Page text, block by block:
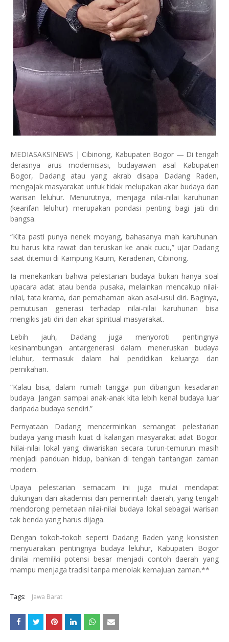
MEDIASAKSINEWS | Cibinong, Kabupaten Bogor — Di tengah
derasnya arus modernisasi, budayawan asal Kabupaten
Bogor, Dadang atau yang akrab disapa Dadang Raden,
mengajak masyarakat untuk tidak melupakan akar budaya dan
warisan leluhur. Menurutnya, menjaga nilai-nilai karuhunan
(kearifan leluhur) merupakan pondasi penting bagi jati diri
bangsa.
“Kita pasti punya nenek moyang, bahasanya mah karuhunan.
Itu harus kita rawat dan teruskan ke anak cucu,” ujar Dadang
saat ditemui di Kampung Kaum, Keradenan, Cibinong.
Ia menekankan bahwa pelestarian budaya bukan hanya soal
upacara adat atau benda pusaka, melainkan mencakup nilai-
nilai, tata krama, dan pemahaman akan asal-usul diri. Baginya,
pemutusan generasi terhadap nilai-nilai karuhunan bisa
mengikis jati diri dan akar spiritual masyarakat.
Lebih jauh, Dadang juga menyoroti pentingnya
kesinambungan antargenerasi dalam meneruskan budaya
leluhur, termasuk dalam hal pendidikan keluarga dan
pernikahan.
“Kalau bisa, dalam rumah tangga pun dibangun kesadaran
budaya. Jangan sampai anak-anak kita lebih kenal budaya luar
daripada budaya sendiri.”
Pernyataan Dadang mencerminkan semangat pelestarian
budaya yang masih kuat di kalangan masyarakat adat Bogor.
Nilai-nilai lokal yang diwariskan secara turun-temurun masih
menjadi panduan hidup, bahkan di tengah tantangan zaman
modern.
Upaya pelestarian semacam ini juga mulai mendapat
dukungan dari akademisi dan pemerintah daerah, yang tengah
mendorong pemetaan nilai-nilai budaya lokal sebagai warisan
tak benda yang harus dijaga.
Dengan tokoh-tokoh seperti Dadang Raden yang konsisten
menyuarakan pentingnya budaya leluhur, Kabupaten Bogor
dinilai memiliki potensi besar menjadi contoh daerah yang
mampu menjaga tradisi tanpa menolak kemajuan zaman.**
Tags: Jawa Barat